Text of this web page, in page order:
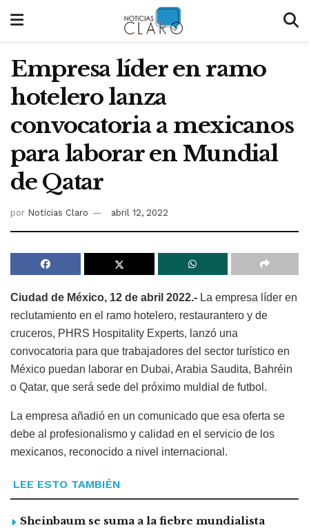
Empresa líder en ramo
hotelero lanza
convocatoria a mexicanos
para laborar en Mundial
de Qatar
por Noticias Claro abril 12, 2022
Ciudad de México, 12 de abril 2022.- La empresa líder en
reclutamiento en el ramo hotelero, restaurantero y de
cruceros, PHRS Hospitality Experts, lanzó una
convocatoria para que trabajadores del sector turístico en
México puedan laborar en Dubai, Arabia Saudita, Bahréin
o Qatar, que será sede del próximo muldial de futbol.
La empresa añadió en un comunicado que esa oferta se
debe al profesionalismo y calidad en el servicio de los
mexicanos, reconocido a nivel internacional.
LEE ESTO TAMBIÉN
Sheinbaum se suma a la fiebre mundialista